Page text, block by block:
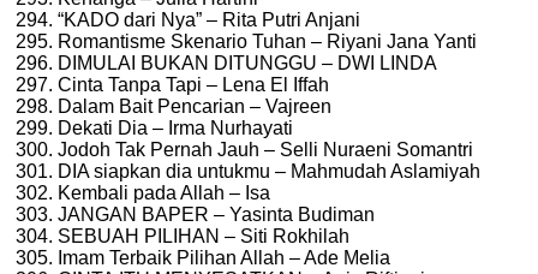
“KADO dari Nya” – Rita Putri Anjani
Romantisme Skenario Tuhan – Riyani Jana Yanti
DIMULAI BUKAN DITUNGGU – DWI LINDA
Cinta Tanpa Tapi – Lena El Iffah
Dalam Bait Pencarian – Vajreen
Dekati Dia – Irma Nurhayati
Jodoh Tak Pernah Jauh – Selli Nuraeni Somantri
DIA siapkan dia untukmu – Mahmudah Aslamiyah
Kembali pada Allah – Isa
JANGAN BAPER – Yasinta Budiman
SEBUAH PILIHAN – Siti Rokhilah
Imam Terbaik Pilihan Allah – Ade Melia